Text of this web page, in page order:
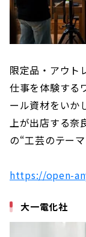
限定品・アウト
仕事を体験する
ール資材をいか
上が出店する奈
の“工芸のテー
https://open-
大一電化社